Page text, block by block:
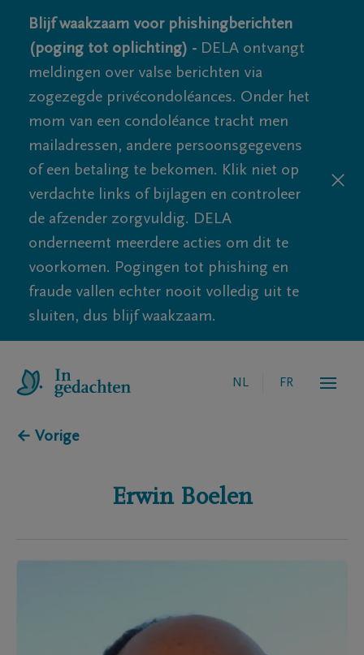
Blijf waakzaam voor phishingberichten
(poging tot oplichting) - DELA ontvangt
meldingen over valse berichten via
zogezegde privécondoléances. Onder het
mom van een condoléance tracht men
mailadressen, andere persoonsgegevens
of een betaling te bekomen. Klik niet op
verdachte links of bijlagen en controleer
de afzender zorgvuldig. DELA
onderneemt meerdere acties om dit te
voorkomen. Pogingen tot phishing en
fraude vallen echter nooit volledig uit te
sluiten, dus blijf waakzaam.
NL FR
← Vorige
Erwin Boelen